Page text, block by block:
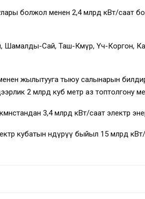
болжол менен 2,4 млрд кВт/саат
Шамалды-Сай, Таш-Көмүр, Үч-Коргон,
жылытууга тыюу салынарын
2 млрд куб метр аз топтолгону
3,4 млрд кВт/саат электр
кубатын өндүрүү быйыл 15 млрд